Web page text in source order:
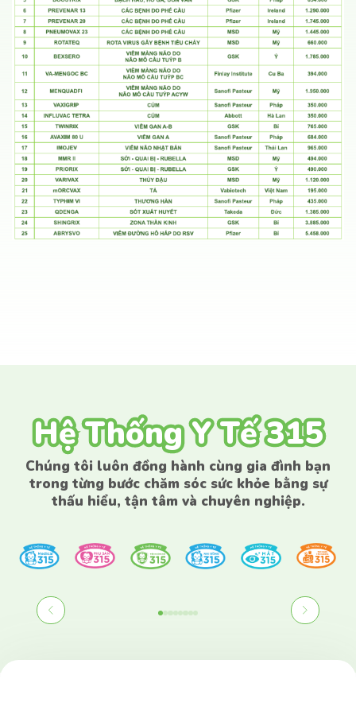
Hệ Thống Y Tế 315
Hệ Thống Y Tế 315
Chúng tôi luôn đồng hành cùng gia đình bạn
trong từng bước chăm sóc sức khỏe bằng sự
thấu hiểu, tận tâm và chuyên nghiệp.
Liên hệ tư vấn
Liên hệ tư vấn
Nếu bạn có bất kì thắc mắc nào vui lòng để
nhất